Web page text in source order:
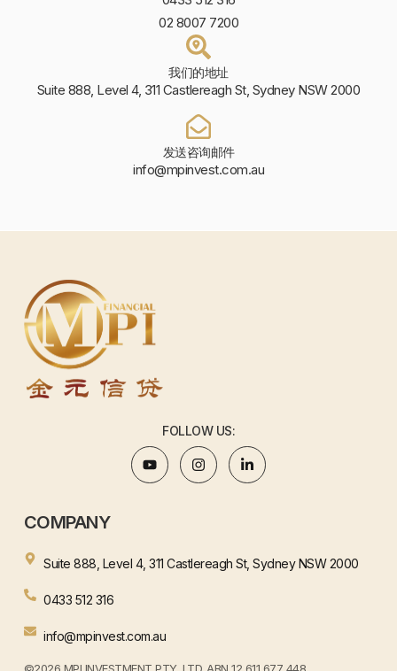
02 8007 7200
我们的地址
Suite 888, Level 4, 311 Castlereagh St, Sydney NSW 2000
发送咨询邮件
info@mpinvest.com.au
FOLLOW US:
COMPANY
Suite 888, Level 4, 311 Castlereagh St, Sydney NSW 2000
0433 512 316
info@mpinvest.com.au